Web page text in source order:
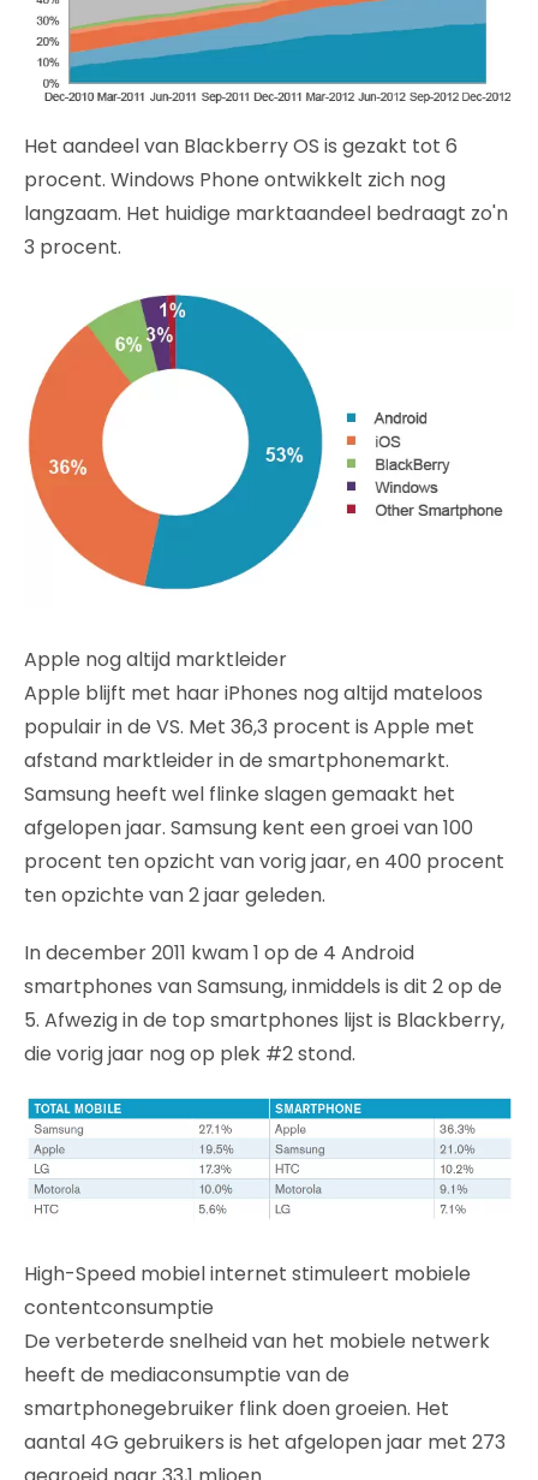
Het aandeel van Blackberry OS is gezakt tot 6
procent. Windows Phone ontwikkelt zich nog
langzaam. Het huidige marktaandeel bedraagt zo'n
3 procent.
Apple nog altijd marktleider
Apple blijft met haar iPhones nog altijd mateloos
populair in de VS. Met 36,3 procent is Apple met
afstand marktleider in de smartphonemarkt.
Samsung heeft wel flinke slagen gemaakt het
afgelopen jaar. Samsung kent een groei van 100
procent ten opzicht van vorig jaar, en 400 procent
ten opzichte van 2 jaar geleden.
In december 2011 kwam 1 op de 4 Android
smartphones van Samsung, inmiddels is dit 2 op de
5. Afwezig in de top smartphones lijst is Blackberry,
die vorig jaar nog op plek #2 stond.
High-Speed mobiel internet stimuleert mobiele
contentconsumptie
De verbeterde snelheid van het mobiele netwerk
heeft de mediaconsumptie van de
smartphonegebruiker flink doen groeien. Het
aantal 4G gebruikers is het afgelopen jaar met 273